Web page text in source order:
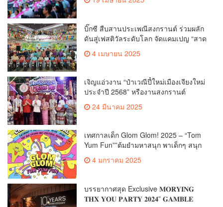
ทำลายสถิติ 7,218 คน เฉลิมฉลองใน
เมืองเชียงใหม่
บิ๊กซี สืบสานประเพณีสงกรานต์ ร่วมผลัก
ดันสู่เฟสติวัลระดับโลก จัดแคมเปญ “สาด
สูงสุด 50% กระตุ้นการเดินทางนักท่อง
2,132 ล้านบาท
4 เมษายน 2025
เจิญแอ่วงาน “ป๋าเวณีปี๋ใหม่เมืองเจียงใหม่
ประจำปี 2568” หรืองานสงกรานต์
เชียงใหม่
24 มีนาคม 2025
เทศกาลเด็ก Glom Glom! 2025 – “Tom
Yum Fun””ต้มยำมหาสนุก พาเด็กๆ สนุก
กับดนตรี ละครเวที และเวทมนตร์ในวัน
เด็กแห่งชาติ!”
4 มกราคม 2025
บรรยากาศสุด Exclusive 𝐌𝐎𝐑𝐘𝐈𝐍𝐆
𝐓𝐇𝐗 𝐘𝐎𝐔 𝐏𝐀𝐑𝐓𝐘 𝟐𝟎𝟐𝟒” 𝐆𝐀𝐌𝐁𝐋𝐄